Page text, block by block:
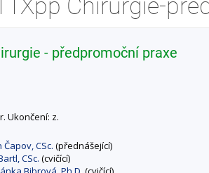
- předpromoční praxe
Ukončení: z.
CSc. (přednášející)
CSc. (cvičící)